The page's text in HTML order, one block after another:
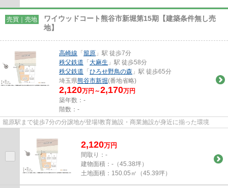
売買｜売地
ワイウッドコート熊谷市新堀第15期【建築条件無し売
地】
高崎線 「籠原 」駅 徒歩7分
秩父鉄道 「大麻生 」駅 徒歩58分
秩父鉄道 「ひろせ野鳥の森 」駅 徒歩65分
埼玉県熊谷市新堀(番地省略)
2,120万円～2,170万円
築年数：-
階数：-
籠原駅まで徒歩7分の分譲地が登場!教育施設・商業施設が身近に揃った環境
2,120万円
間取り：-
建物面積： -（45.38坪）
土地面積： 150.05㎡（45.39坪）